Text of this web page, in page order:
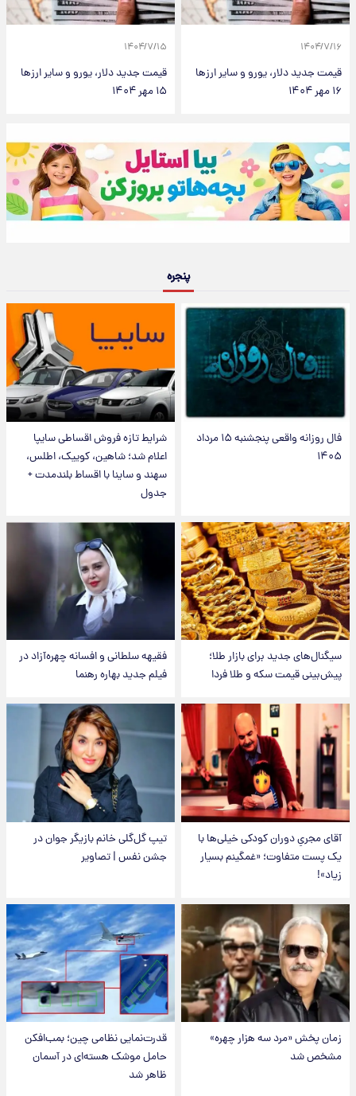
۱۴۰۴/۷/۱۶
قیمت جدید دلار، یورو و سایر ارزها
۱۶ مهر ۱۴۰۴
۱۴۰۴/۷/۱۵
قیمت جدید دلار، یورو و سایر ارزها
۱۵ مهر ۱۴۰۴
پنجره
فال روزانه واقعی پنجشنبه ۱۵ مرداد
۱۴۰۵
شرایط تازه فروش اقساطی سایپا
اعلام شد؛ شاهین، کوییک، اطلس،
سهند و ساینا با اقساط بلندمدت +
جدول
سیگنال‌های جدید برای بازار طلا؛
پیش‌بینی قیمت سکه و طلا فردا
فقیهه سلطانی و افسانه چهره‌آزاد در
فیلم جدید بهاره رهنما
آقای مجریِ دوران کودکی خیلی‌ها با
یک پست متفاوت؛ «غمگینم بسیار
زیاد»!
تیپ گل‌گلی خانم بازیگر جوان در
جشن نفس | تصاویر
زمان پخش «مرد سه هزار چهره»
مشخص شد
قدرت‌نمایی نظامی چین؛ بمب‌افکن
حامل موشک هسته‌ای در آسمان
ظاهر شد